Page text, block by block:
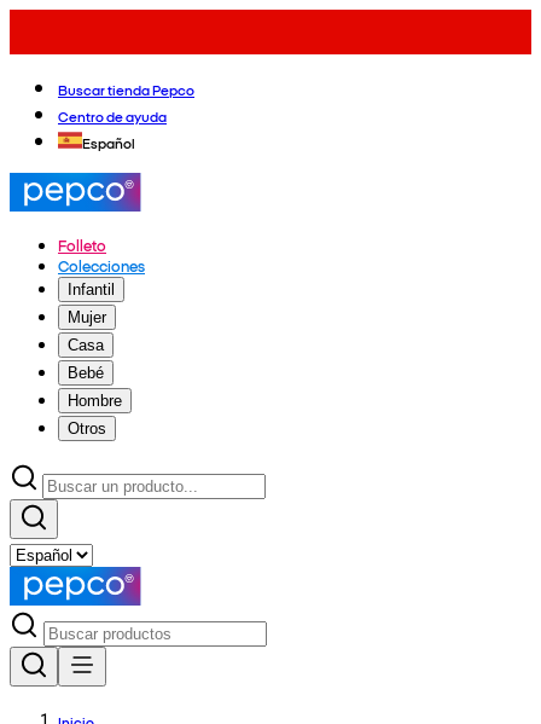
Buscar tienda Pepco
Centro de ayuda
Español
Folleto
Colecciones
Infantil
Mujer
Casa
Bebé
Hombre
Otros